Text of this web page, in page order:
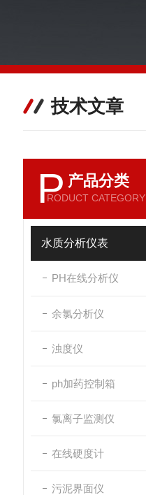
技术文章
P 产品分类
RODUCT CATEGORY
水质分析仪表
PH在线分析仪
余氯分析仪
浊度仪
ph加药控制箱
氯离子监测仪
在线硬度计
污泥界面仪